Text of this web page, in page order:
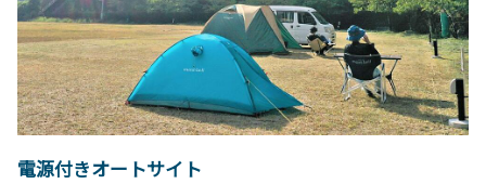
電源付きオートサイト